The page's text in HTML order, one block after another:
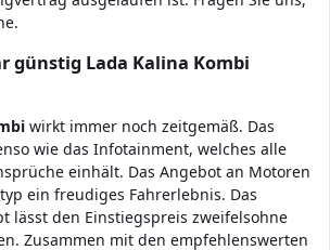
günstig Lada Kalina Kombi
wirkt immer noch zeitgemäß. Das
wie das Infotainment, welches alle
einhält. Das Angebot an Motoren
ein freudiges Fahrerlebnis. Das
lässt den Einstiegspreis zweifelsohne
Zusammen mit den empfehlenswerten